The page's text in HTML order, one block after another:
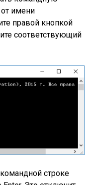
от имени
правой кнопкой
соответствующий
строке